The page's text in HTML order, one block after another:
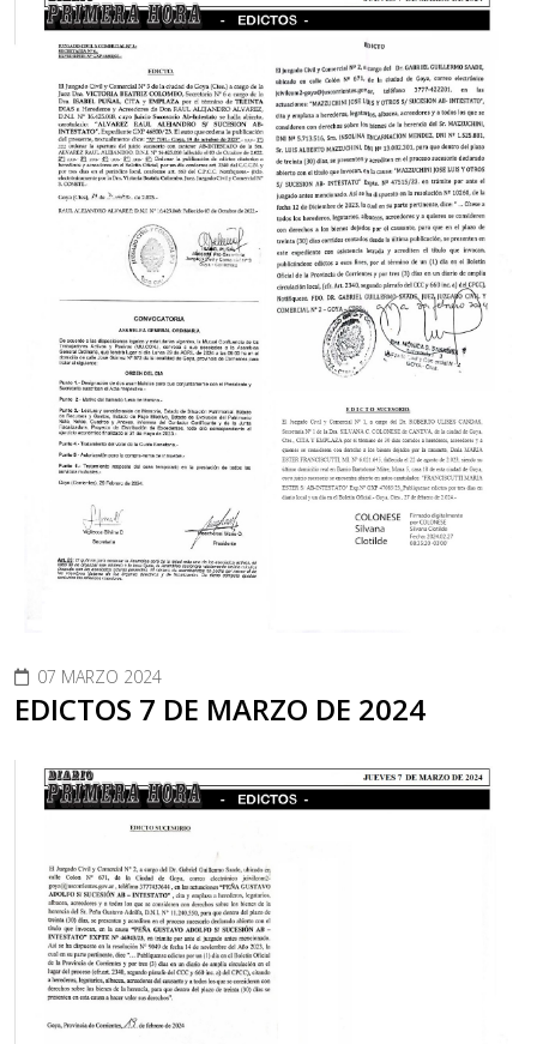
07 MARZO 2024
EDICTOS 7 DE MARZO DE 2024